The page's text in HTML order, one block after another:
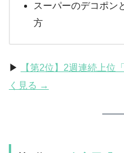
スーパーのデコポン
方
▶︎
【第2位】2週連続上位
く見る →